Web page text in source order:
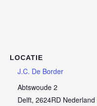
LOCATIE
J.C. De Border
Abtswoude 2
Delft, 2624RD Nederland